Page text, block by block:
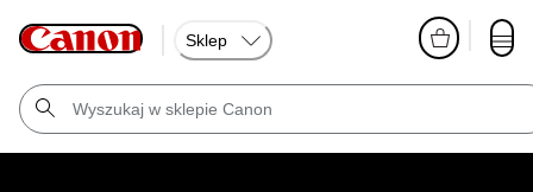
Sklep